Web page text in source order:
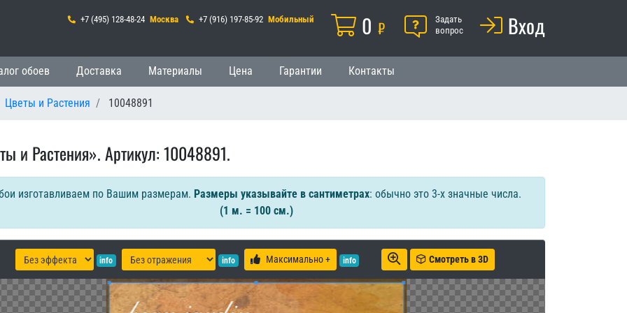
+7 (495) 128-48-24 Москва +7 (916) 197-85-92 Мобильный Корзина
0 ₽ ПомощьЗадать
вопрос
Вход
обоев Доставка Материалы Цена Гарантии Контакты
Цветы и Растения 10048891
и Растения». Артикул: 10048891.
изготавливаем по Вашим размерам. Размеры указывайте в сантиметрах: обычно это 3-х значные числа.
(1 м. = 100 см.)
info info Максимально + info Смотреть в 3D